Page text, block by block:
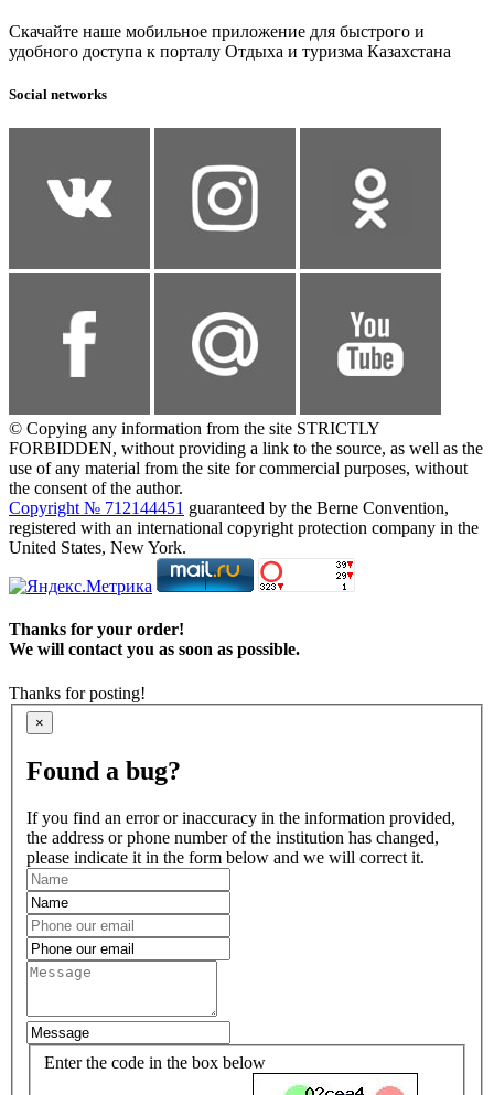
Скачайте наше мобильное приложение для быстрого и
удобного доступа к порталу Отдыха и туризма Казахстана
Social networks
© Copying any information from the site STRICTLY
FORBIDDEN, without providing a link to the source, as well as the
use of any material from the site for commercial purposes, without
the consent of the author.
Copyright № 712144451 guaranteed by the Berne Convention,
registered with an international copyright protection company in the
United States, New York.
Thanks for your order!
We will contact you as soon as possible.
Thanks for posting!
×
Found a bug?
If you find an error or inaccuracy in the information provided,
the address or phone number of the institution has changed,
please indicate it in the form below and we will correct it.
Enter the code in the box below